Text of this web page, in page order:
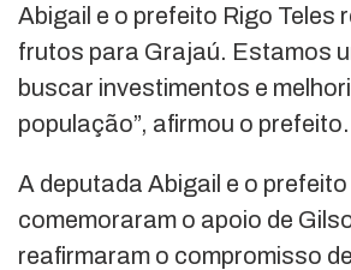
Abigail e o prefeito Rigo Teles
frutos para Grajaú. Estamos
buscar investimentos e
população”, afirmou o prefeito.
A deputada Abigail e o prefeito
comemoraram o apoio de
reafirmaram o compromisso